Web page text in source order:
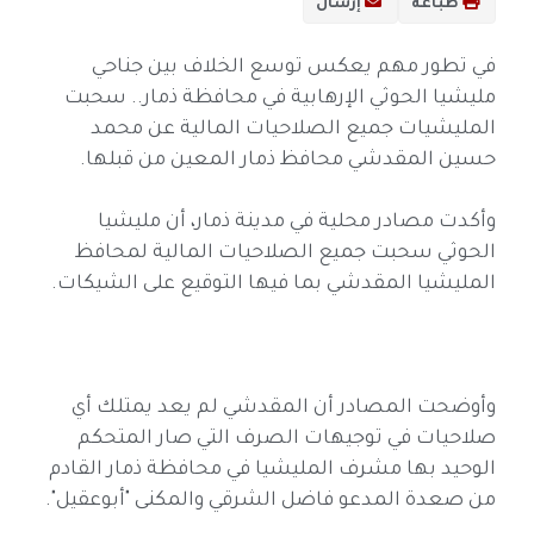
طباعة إرسال
في تطور مهم يعكس توسع الخلاف بين جناحي
مليشيا الحوثي الإرهابية في محافظة ذمار.. سحبت
المليشيات جميع الصلاحيات المالية عن محمد
حسين المقدشي محافظ ذمار المعين من قبلها.
وأكدت مصادر محلية في مدينة ذمار، أن مليشيا
الحوثي سحبت جميع الصلاحيات المالية لمحافظ
المليشيا المقدشي بما فيها التوقيع على الشيكات.
وأوضحت المصادر أن المقدشي لم يعد يمتلك أي
صلاحيات في توجيهات الصرف التي صار المتحكم
الوحيد بها مشرف المليشيا في محافظة ذمار القادم
من صعدة المدعو فاضل الشرقي والمكنى "أبوعقيل".